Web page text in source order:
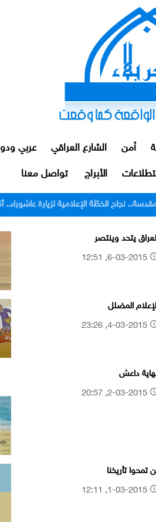
أمن الشارع العراقي عربي
الأبراج تواصل معنا
توقيف ضابط ومنتسبين اثنين من مرور
يتحد وينتصر
المضلل
داعش
تمحوا تأريخنا